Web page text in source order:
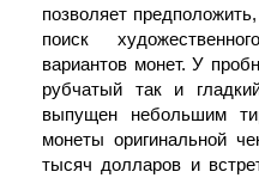
позволяет
поиск
вариантов монет. У
рубчатый так и
выпущен небольшим
монеты оригинальной
тысяч долларов и